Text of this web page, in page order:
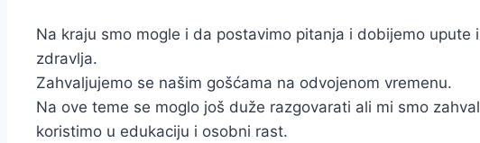
Na kraju smo mogle i da postavimo pitanja i dobijemo upute
zdravlja.
Zahvaljujemo se našim gošćama na odvojenom vremenu.
Na ove teme se moglo još duže razgovarati ali mi smo
koristimo u edukaciju i osobni rast.